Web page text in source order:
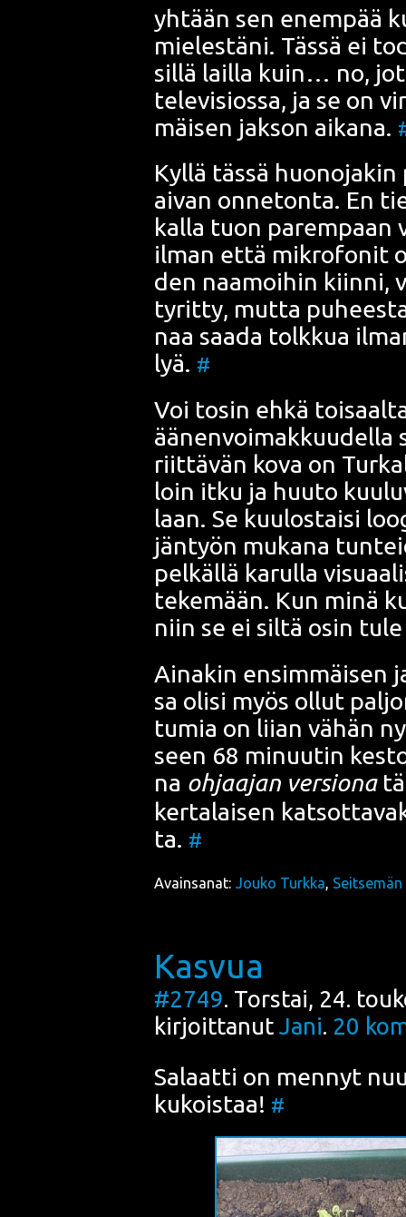
yhtään sen enem­pää
mie­les­tä­ni. Täs­sä ei
sil­lä lail­la kuin… no,
tele­vi­sios­sa, ja se on
mäi­sen jak­son aika­na.
Kyl­lä täs­sä
aivan onne­ton­ta. En
kal­la tuon
ilman että mik­ro­fo­nit
den naa­moi­hin kiin­ni,
tyrit­ty, mut­ta
naa saa­da tolk­kua
lyä. #
Voi tosin ehkä
äänen­voi­mak­kuu­del­la
riit­tä­vän kova on
loin itku ja huu­to
laan. Se kuu­los­tai­si
jän­työn muka­na
pel­käl­lä karul­la
teke­mään. Kun minä
niin se ei sil­tä osin
Aina­kin ensim­mäi­sen
sa oli­si myös ollut
tu­mia on lii­an vähän
seen 68 minuu­tin
na ohjaa­jan ver­sio­na
ker­ta­lai­sen
ta. #
Avainsanat: Jouko Turkka,
Kasvua
#2749. Torstai, 24.
kirjoittanut Jani. 20
Salaat­ti on men­nyt
kukois­taa! #